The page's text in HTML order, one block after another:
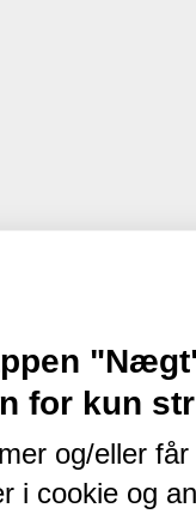
for kun
og/eller
i cookie og